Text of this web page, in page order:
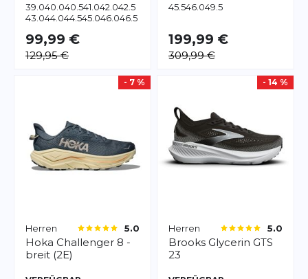
39.040.040.541.042.042.5
43.044.044.545.046.046.5
99,99 €
129,95 €
45.546.049.5
199,99 €
309,99 €
- 7 %
Herren 5.0
Hoka Challenger 8 -
breit (2E)
- 14 %
Herren 5.0
Brooks Glycerin GTS
23